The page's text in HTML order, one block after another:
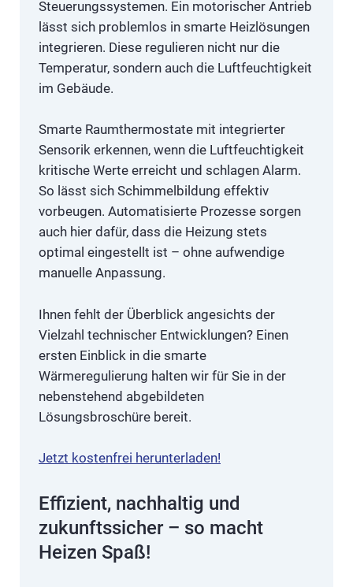
Steuerungssystemen. Ein motorischer Antrieb
lässt sich problemlos in smarte Heizlösungen
integrieren. Diese regulieren nicht nur die
Temperatur, sondern auch die Luftfeuchtigkeit
im Gebäude.
Smarte Raumthermostate mit integrierter
Sensorik erkennen, wenn die Luftfeuchtigkeit
kritische Werte erreicht und schlagen Alarm.
So lässt sich Schimmelbildung effektiv
vorbeugen. Automatisierte Prozesse sorgen
auch hier dafür, dass die Heizung stets
optimal eingestellt ist – ohne aufwendige
manuelle Anpassung.
Ihnen fehlt der Überblick angesichts der
Vielzahl technischer Entwicklungen? Einen
ersten Einblick in die smarte
Wärmeregulierung halten wir für Sie in der
nebenstehend abgebildeten
Lösungsbroschüre bereit.
Jetzt kostenfrei herunterladen!
Effizient, nachhaltig und
zukunftssicher – so macht
Heizen Spaß!